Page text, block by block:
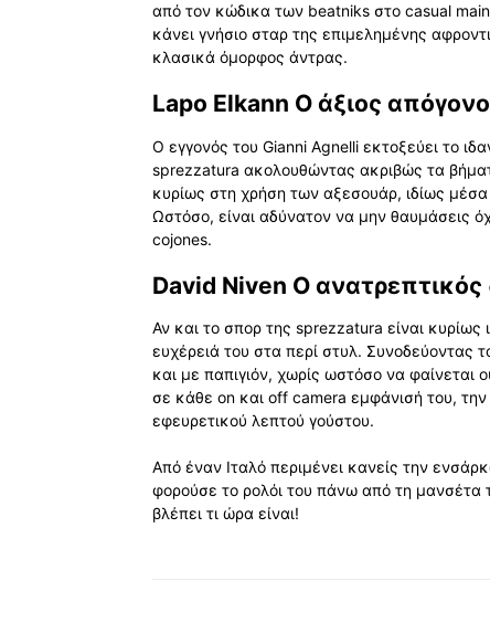
από τον κώδικα των beatniks στο casual
κάνει γνήσιο σταρ της επιμελημένης
κλασικά όμορφος άντρας.
Lapo Elkann Ο άξιος
Ο εγγονός του Gianni Agnelli εκτοξεύει το
sprezzatura ακολουθώντας ακριβώς τα
κυρίως στη χρήση των αξεσουάρ, ιδίως
Ωστόσο, είναι αδύνατον να μην θαυμάσεις
cojones.
David Niven Ο
Αν και το σπορ της sprezzatura είναι κυρίως
ευχέρειά του στα περί στυλ. Συνοδεύοντας
και με παπιγιόν, χωρίς ωστόσο να φαίνεται
σε κάθε on και off camera εμφάνισή του,
εφευρετικού λεπτού γούστου.
Από έναν Ιταλό περιμένει κανείς την
φορούσε το ρολόι του πάνω από τη μανσέτα
βλέπει τι ώρα είναι!